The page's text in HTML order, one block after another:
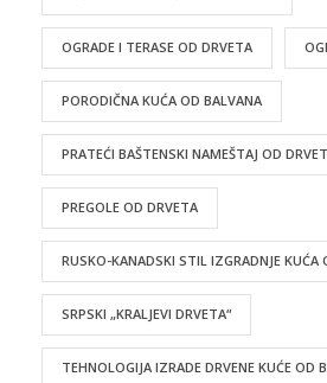
OGRADE I TERASE OD DRVETA
PORODIČNA KUĆA OD BALVANA
PRATEĆI BAŠTENSKI NAMEŠTAJ OD
PREGOLE OD DRVETA
RUSKO-KANADSKI STIL IZGRADNJE KUĆA
SRPSKI „KRALJEVI DRVETA“
TEHNOLOGIJA IZRADE DRVENE KUĆE OD